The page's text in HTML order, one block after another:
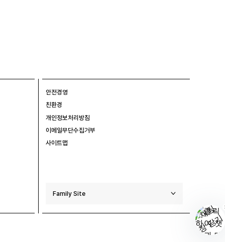
안전경영
친환경
개인정보처리방침
이메일무단수집거부
사이트맵
Family Site